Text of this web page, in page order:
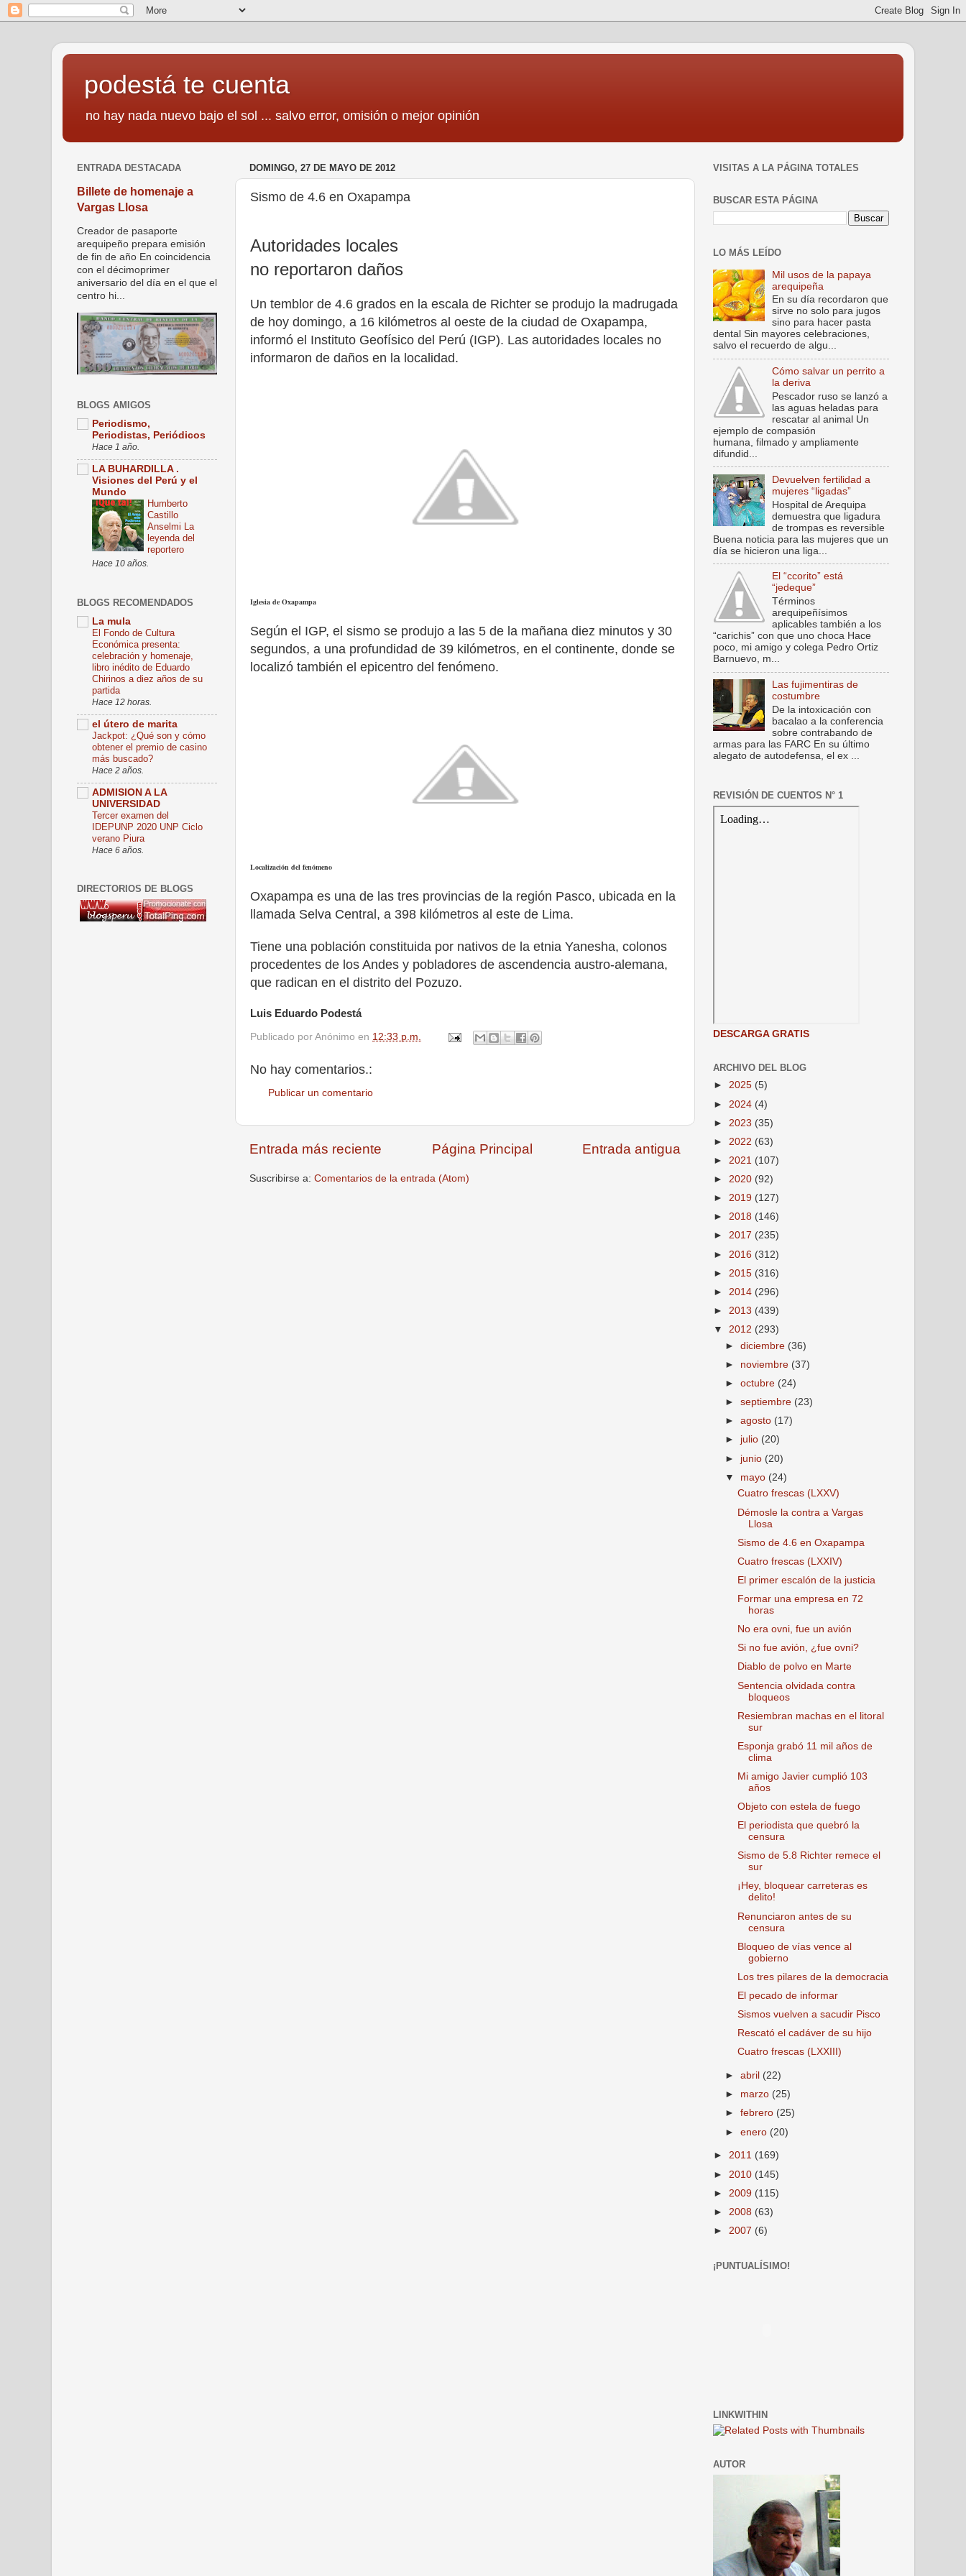
podestá te cuenta
no hay nada nuevo bajo el sol ... salvo error, omisión o mejor opinión
DOMINGO, 27 DE MAYO DE 2012
Sismo de 4.6 en Oxapampa
Autoridades locales
no reportaron daños
Un temblor de 4.6 grados en la escala de Richter se produjo la madrugada
de hoy domingo, a 16 kilómetros al oeste de la ciudad de Oxapampa,
informó el Instituto Geofísico del Perú (IGP). Las autoridades locales no
informaron de daños en la localidad.
Iglesia de Oxapampa
Según el IGP, el sismo se produjo a las 5 de la mañana diez minutos y 30
segundos, a una profundidad de 39 kilómetros, en el continente, donde se
localizó también el epicentro del fenómeno.
Localización del fenómeno
Oxapampa es una de las tres provincias de la región Pasco, ubicada en la
llamada Selva Central, a 398 kilómetros al este de Lima.
Tiene una población constituida por nativos de la etnia Yanesha, colonos
procedentes de los Andes y pobladores de ascendencia austro-alemana,
que radican en el distrito del Pozuzo.
Luis Eduardo Podestá
Publicado por Anónimo en 12:33 p.m.
No hay comentarios.:
Publicar un comentario
Entrada más reciente Entrada antigua
Página Principal
Suscribirse a: Comentarios de la entrada (Atom)
ENTRADA DESTACADA
Billete de homenaje a
Vargas Llosa
Creador de pasaporte
arequipeño prepara emisión
de fin de año En coincidencia
con el décimoprimer
aniversario del día en el que el
centro hi...
BLOGS AMIGOS
Periodismo,
Periodistas, Periódicos
Hace 1 año.
LA BUHARDILLA .
Visiones del Perú y el
Mundo
Humberto
Castillo
Anselmi La
leyenda del
reportero
Hace 10 años.
BLOGS RECOMENDADOS
La mula
El Fondo de Cultura
Económica presenta:
celebración y homenaje,
libro inédito de Eduardo
Chirinos a diez años de su
partida
Hace 12 horas.
el útero de marita
Jackpot: ¿Qué son y cómo
obtener el premio de casino
más buscado?
Hace 2 años.
ADMISION A LA
UNIVERSIDAD
Tercer examen del
IDEPUNP 2020 UNP Ciclo
verano Piura
Hace 6 años.
DIRECTORIOS DE BLOGS
VISITAS A LA PÁGINA TOTALES
BUSCAR ESTA PÁGINA
LO MÁS LEÍDO
Mil usos de la papaya
arequipeña
En su día recordaron que
sirve no solo para jugos
sino para hacer pasta
dental Sin mayores celebraciones,
salvo el recuerdo de algu...
Cómo salvar un perrito a
la deriva
Pescador ruso se lanzó a
las aguas heladas para
rescatar al animal Un
ejemplo de compasión
humana, filmado y ampliamente
difundid...
Devuelven fertilidad a
mujeres “ligadas”
Hospital de Arequipa
demuestra que ligadura
de trompas es reversible
Buena noticia para las mujeres que un
día se hicieron una liga...
El “ccorito” está
“jedeque”
Términos
arequipeñísimos
aplicables también a los
“carichis” con que uno choca Hace
poco, mi amigo y colega Pedro Ortiz
Barnuevo, m...
Las fujimentiras de
costumbre
De la intoxicación con
bacalao a la conferencia
sobre contrabando de
armas para las FARC En su último
alegato de autodefensa, el ex ...
REVISIÓN DE CUENTOS N° 1
DESCARGA GRATIS
ARCHIVO DEL BLOG
► 2025 (5)
► 2024 (4)
► 2023 (35)
► 2022 (63)
► 2021 (107)
► 2020 (92)
► 2019 (127)
► 2018 (146)
► 2017 (235)
► 2016 (312)
► 2015 (316)
► 2014 (296)
► 2013 (439)
▼ 2012 (293)
►diciembre (36)
► noviembre (37)
►octubre (24)
►septiembre (23)
►agosto (17)
► julio (20)
► junio (20)
▼ mayo (24)
Cuatro frescas (LXXV)
Démosle la contra a Vargas
Llosa
Sismo de 4.6 en Oxapampa
Cuatro frescas (LXXIV)
El primer escalón de la justicia
Formar una empresa en 72
horas
No era ovni, fue un avión
Si no fue avión, ¿fue ovni?
Diablo de polvo en Marte
Sentencia olvidada contra
bloqueos
Resiembran machas en el litoral
sur
Esponja grabó 11 mil años de
clima
Mi amigo Javier cumplió 103
años
Objeto con estela de fuego
El periodista que quebró la
censura
Sismo de 5.8 Richter remece el
sur
¡Hey, bloquear carreteras es
delito!
Renunciaron antes de su
censura
Bloqueo de vías vence al
gobierno
Los tres pilares de la democracia
El pecado de informar
Sismos vuelven a sacudir Pisco
Rescató el cadáver de su hijo
Cuatro frescas (LXXIII)
►abril (22)
► marzo (25)
►febrero (25)
►enero (20)
► 2011 (169)
► 2010 (145)
► 2009 (115)
► 2008 (63)
► 2007 (6)
¡PUNTUALÍSIMO!
LINKWITHIN
AUTOR